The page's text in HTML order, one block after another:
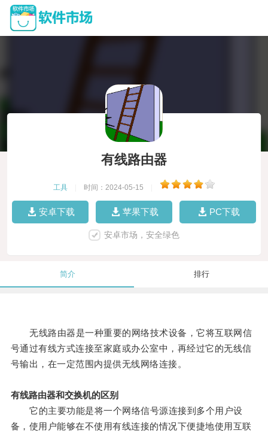
有线路由器
工具 时间：2024-05-15
安卓下载 苹果下载 PC下载
安卓市场，安全绿色
简介 排行
无线路由器是一种重要的网络技术设备，它将互联网信
号通过有线方式连接至家庭或办公室中，再经过它的无线信
号输出，在一定范围内提供无线网络连接。
有线路由器和交换机的区别
它的主要功能是将一个网络信号源连接到多个用户设
备，使用户能够在不使用有线连接的情况下便捷地使用互联